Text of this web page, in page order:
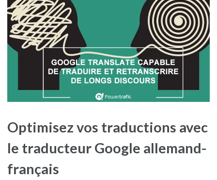
Optimisez vos traductions avec
le traducteur Google allemand-
français